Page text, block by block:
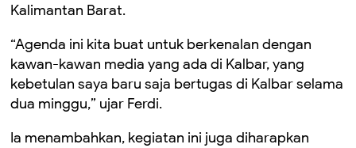
Kalimantan Barat.
“Agenda ini kita buat untuk berkenalan dengan
kawan-kawan media yang ada di Kalbar, yang
kebetulan saya baru saja bertugas di Kalbar selama
dua minggu,” ujar Ferdi.
Ia menambahkan, kegiatan ini juga diharapkan